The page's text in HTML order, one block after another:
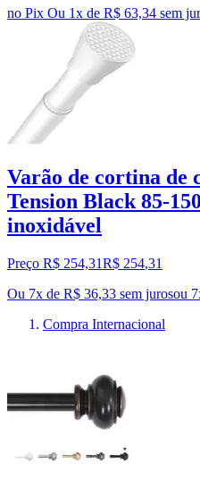
no Pix Ou 1x de R$ 63,34 sem
Varão de cortina de
Tension Black 85-
inoxidável
Preço R$ 254,31R$ 254,31
Ou 7x de R$ 36,33 sem jurosou 7
Compra Internacional